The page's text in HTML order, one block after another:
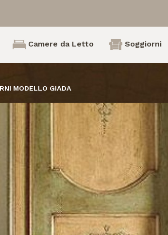
Camere da Letto Soggiorni
MODELLO GIADA